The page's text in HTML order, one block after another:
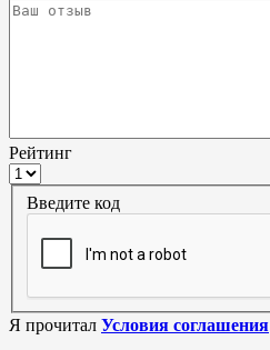
Рейтинг
Введите код
Я прочитал Условия соглашения